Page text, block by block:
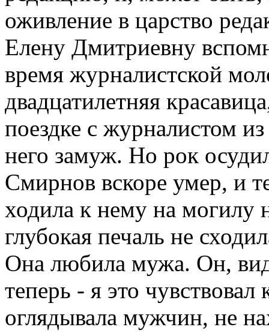
оживление в царство
Елену Дмитриевну
время журналистской
двадцатилетняя
поездке с журналистом
него замуж. Но рок
Смирнов вскоре умер, и
ходила к нему на могилу
глубокая печаль не
Она любила мужа. Он,
теперь - я это
оглядывала мужчин, не